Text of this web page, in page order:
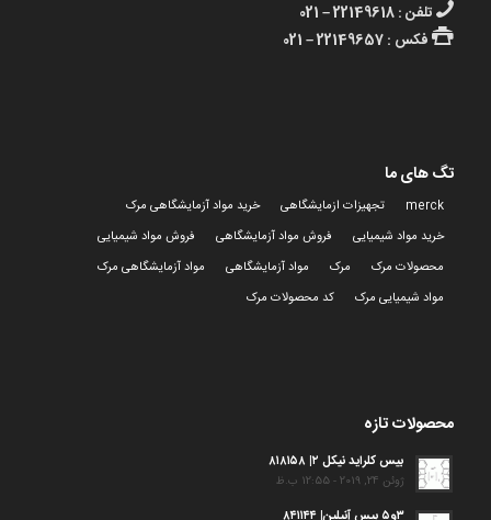
تلفن : 22149618 – 021
فکس : 22149657 – 021
تگ های ما
merck تجهیزات ازمایشگاهی
خرید مواد آزمایشگاهی مرک
خرید مواد شیمیایی
فروش مواد آزمایشگاهی
فروش مواد شیمیایی
محصولات مرک
مرک مواد آزمایشگاهی
مواد آزمایشگاهی مرک
مواد شیمیایی مرک
کد محصولات مرک
محصولات تازه
بیس کلراید نیکل ۲| ۸۱۸۱۵۸
ژوئن 24, 2019 - 12:55 ب.ظ
۳و۵ بیس آنیلین| ۸۴۱۱۴۴